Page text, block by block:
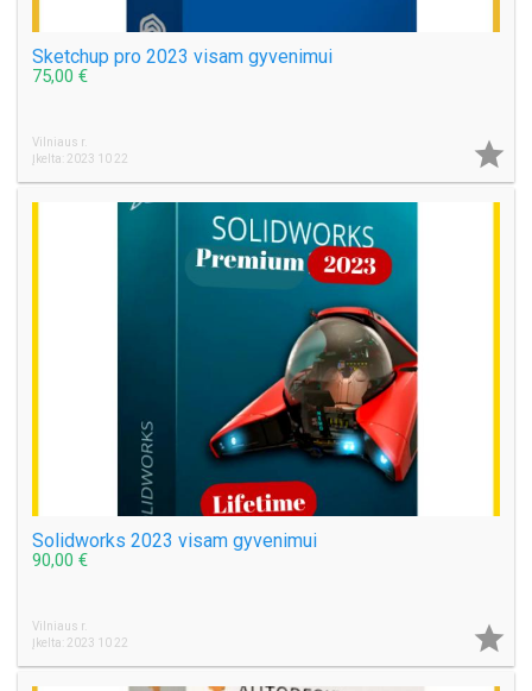
Sketchup pro 2023 visam gyvenimui
75,00 €
Vilniaus r.
Įkelta: 2023 10 22

Solidworks 2023 visam gyvenimui
90,00 €
Vilniaus r.
Įkelta: 2023 10 22
